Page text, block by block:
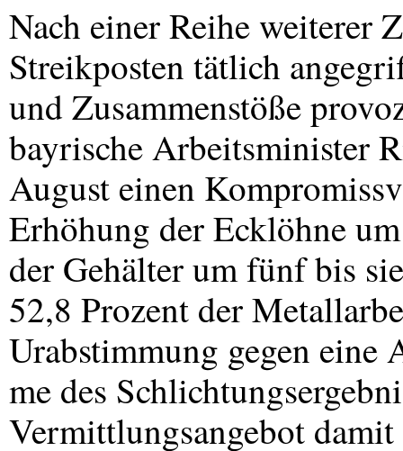
Nach einer Reihe weiterer
Streikposten tätlich
und Zusammenstöße
bayrische Arbeitsminister
August einen
Erhöhung der Ecklöhne
der Gehälter um fünf bis
52,8 Prozent der
Urabstimmung gegen eine
me des
Vermittlungsangebot